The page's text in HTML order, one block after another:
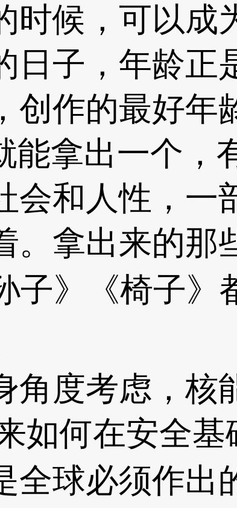
时候，可以成
子，年龄正
创作的最好年
能拿出一个，
会和人性，一
。拿出来的那
子》《椅子》
度考虑，核
如何在安全基
全球必须作出